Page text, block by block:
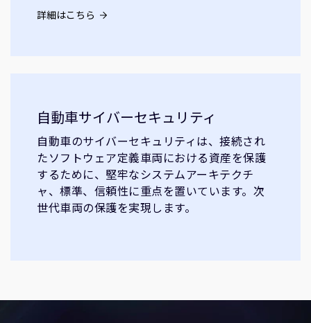
詳細はこちら
自動車サイバーセキュリティ
自動車のサイバーセキュリティは、接続され
たソフトウェア定義車両における資産を保護
するために、堅牢なシステムアーキテクチ
ャ、標準、信頼性に重点を置いています。次
世代車両の保護を実現します。